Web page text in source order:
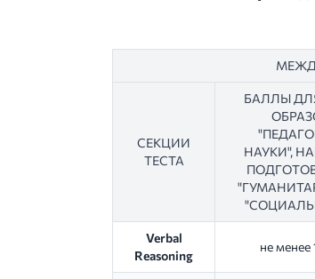
СЕКЦИИ
ТЕСТА
БАЛЛЫ
НАУКИ",
Verbal
Reasoning
не менее